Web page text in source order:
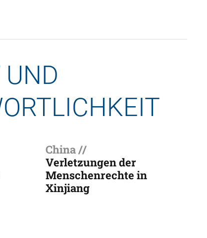
China //
Verletzungen der
Menschenrechte in
Xinjiang